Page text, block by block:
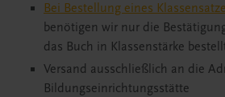
Bei Bestellung eines
benötigen wir nur die
das Buch in Klassenstärke
Versand ausschließlich an die
Bildungseinrichtungsstätte